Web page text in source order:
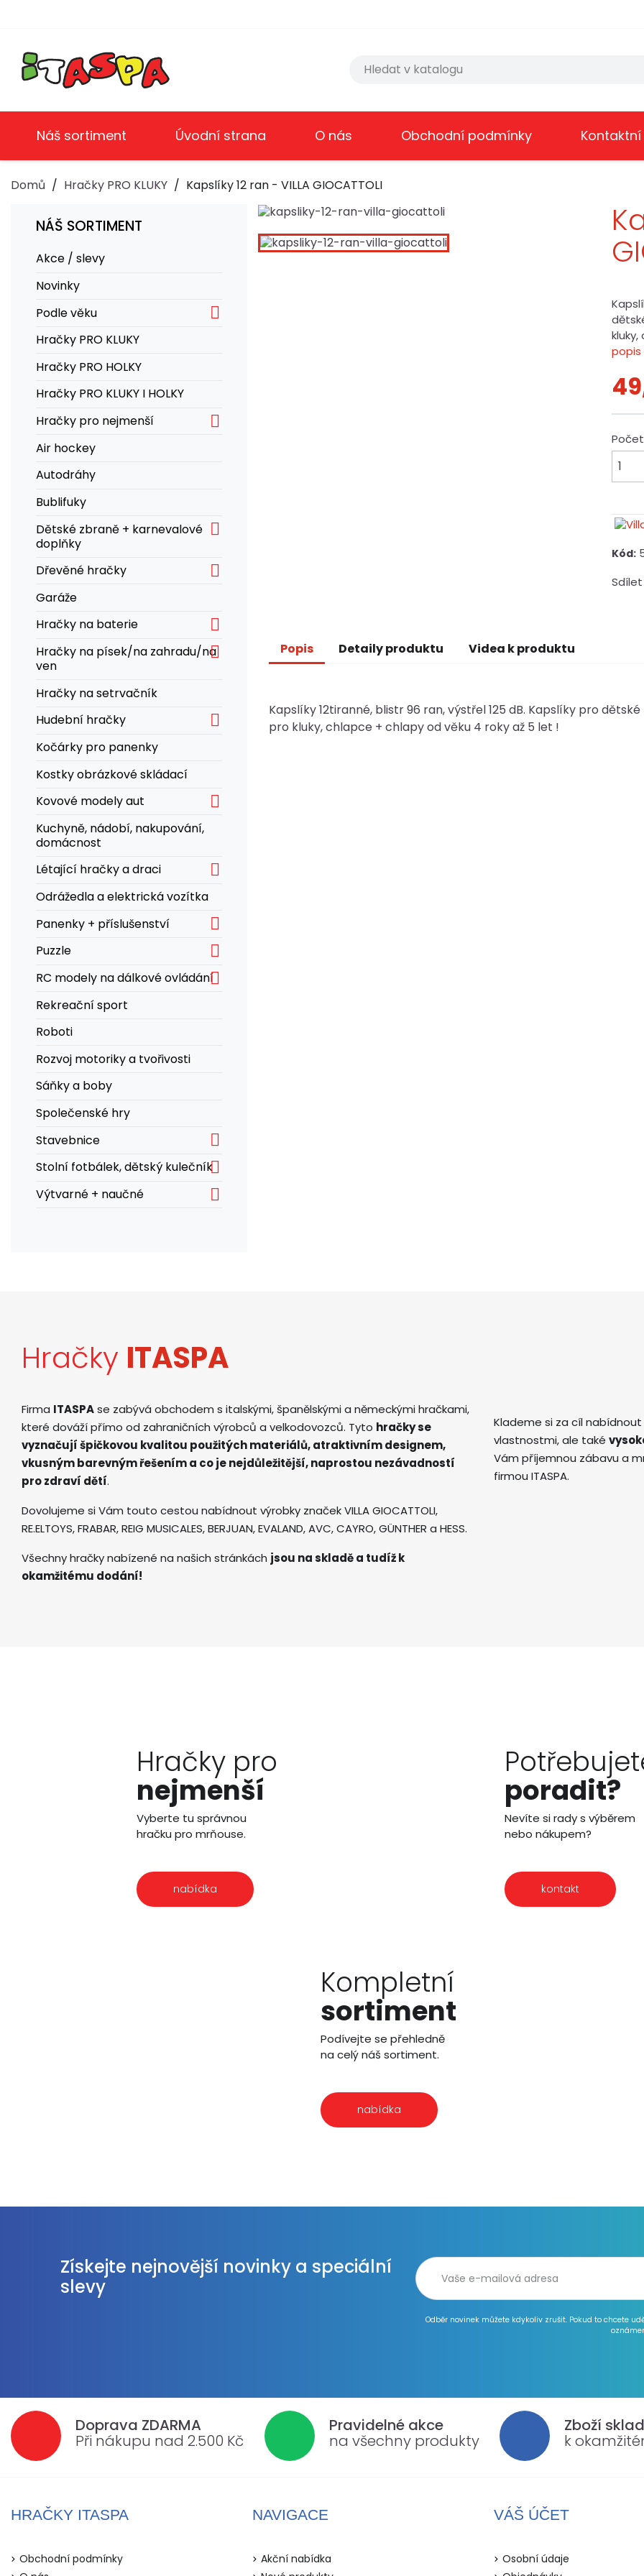
Náš sortiment Úvodní strana O nás Obchodní podmínky
Domů Hračky PRO KLUKY Kapslíky 12 ran - VILLA GIOCATTOLI
NÁŠ SORTIMENT
Akce / slevy
Novinky
Podle věku

Hračky PRO KLUKY
Hračky PRO HOLKY
Hračky PRO KLUKY I HOLKY
Hračky pro nejmenší

Air hockey
Autodráhy
Bublifuky
Dětské zbraně + karnevalové
doplňky

Dřevěné hračky 
Garáže
Hračky na baterie

Hračky na písek/na zahradu/na
ven

Hračky na setrvačník
Hudební hračky

Kočárky pro panenky
Kostky obrázkové skládací
Kovové modely aut

Kuchyně, nádobí, nakupování,
domácnost
Létající hračky a draci

Odrážedla a elektrická vozítka
Panenky + příslušenství

Puzzle 
RC modely na dálkové ovládání
Rekreační sport
Roboti
Rozvoj motoriky a tvořivosti
Sáňky a boby
Společenské hry
Stavebnice

Stolní fotbálek, dětský kulečník
Výtvarné + naučné 
popis
Počet
Kód:
Sdílet
Popis Detaily produktu Videa k produktu
Kapslíky 12tiranné, blistr 96 ran, výstřel 125 dB. Kapslíky pro
pro kluky, chlapce + chlapy od věku 4 roky až 5 let !
Hračky ITASPA
Firma ITASPAse zabývá obchodem s italskými, španělskými a německými hračkami,
které dováží přímo od zahraničních výrobců a velkodovozců. Tyto hračky se
vyznačují špičkovou kvalitou použitých materiálů, atraktivním designem,
vkusným barevným řešením a co je nejdůležitější, naprostou nezávadností
pro zdraví dětí.
Dovolujeme si Vám touto cestou nabídnout výrobky značek VILLA GIOCATTOLI,
RE.ELTOYS, FRABAR, REIG MUSICALES, BERJUAN, EVALAND, AVC, CAYRO, GÜNTHER a HESS.
Všechny hračky nabízené na našich stránkách jsou na skladě a tudíž k
okamžitému dodání!
Klademe si za cíl
vlastnostmi, ale také
Vám příjemnou zábavu a
firmou ITASPA.
Hračky pro
nejmenší
Vyberte tu správnou
hračku pro mrňouse.
nabídka
poradit?
Nevíte si rady s výběrem
nebo nákupem?
kontakt
Kompletní
sortiment
Podívejte se přehledně
na celý náš sortiment.
nabídka
Získejte nejnovější novinky a speciální
slevy
Odběr novinek můžete kdykoliv zrušit. Pokud to chcete
Doprava ZDARMA
Při nákupu nad 2.500 Kč
Pravidelné akce
na všechny produkty
Zboží
k
HRAČKY ITASPA
Obchodní podmínky
NAVIGACE
Akční nabídka
VÁŠ ÚČET
Osobní údaje